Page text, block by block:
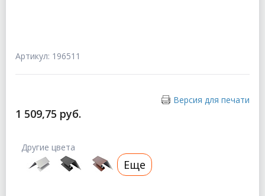
Артикул: 196511
Версия для печати
1 509,75 руб.
Другие цвета
Еще